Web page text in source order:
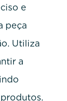
e
peça
Utiliza
a